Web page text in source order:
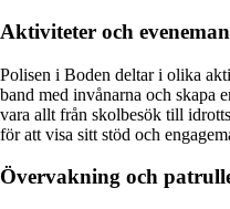
Aktiviteter och
Polisen i Boden deltar i olika
band med invånarna och skapa
vara allt från skolbesök till
för att visa sitt stöd och
Övervakning och